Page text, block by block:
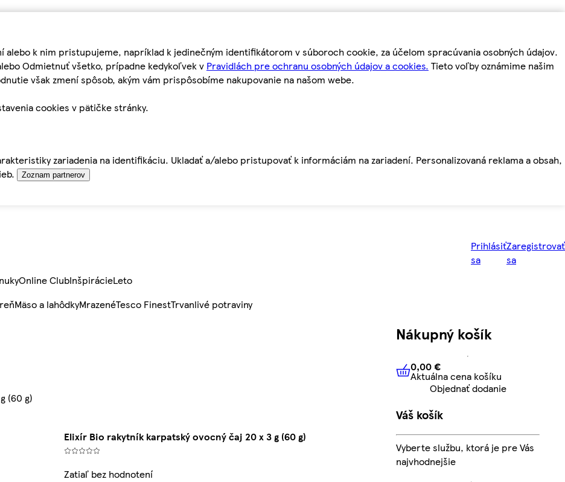
alebo k nim pristupujeme, napríklad k jedinečným identifikátorom v súboroch cookie, za účelom spracúvania osobných údajov.
Odmietnuť všetko, prípadne kedykoľvek v Pravidlách pre ochranu osobných údajov a cookies. Tieto voľby oznámime našim
však zmení spôsob, akým vám prispôsobíme nakupovanie na našom webe.
cookies v pätičke stránky.
zariadenia na identifikáciu. Ukladať a/alebo pristupovať k informáciám na zariadení. Personalizovaná reklama a obsah,
Zoznam partnerov
Prihlásiť
sa
Zaregistrovať
sa
Online ClubInšpirácieLeto
Mäso a lahôdkyMrazenéTesco FinestTrvanlivé potraviny
(60 g)
Elixír Bio rakytník karpatský ovocný čaj 20 x 3 g (60 g)
Zatiaľ bez hodnotení
Nákupný košík
0,00 € Aktuálna cena košíku
0,00 €
Aktuálna cena košíku
Objednať dodanie
Váš košík
Vyberte službu, ktorá je pre Vás
najvhodnejšie